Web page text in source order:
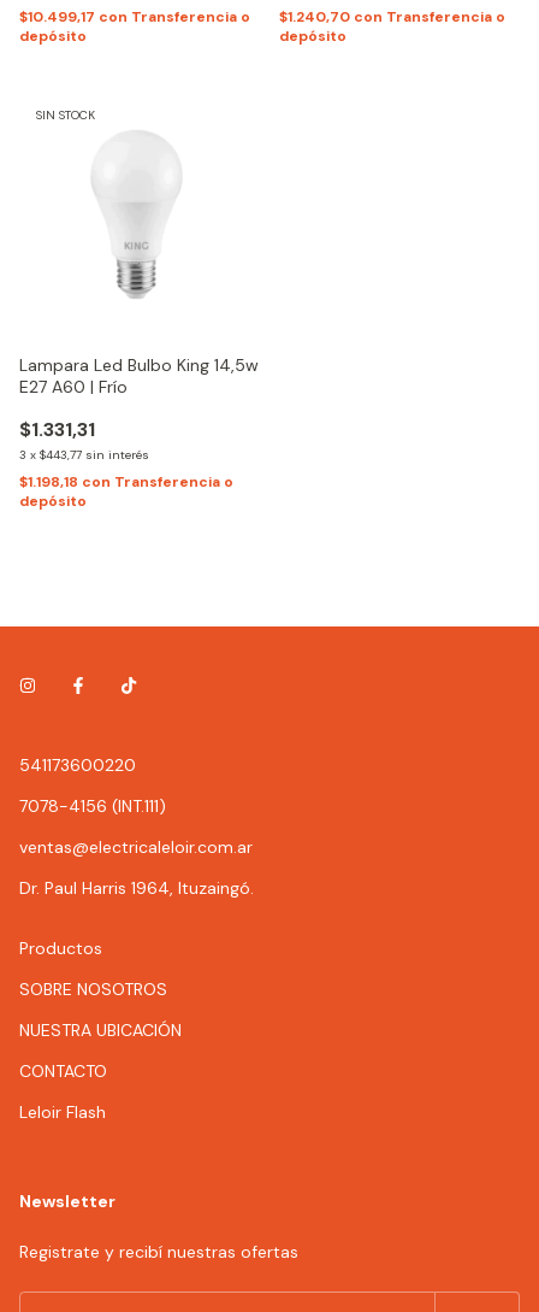
$10.499,17 con Transferencia o
depósito
$1.240,70 con Transferencia o
depósito
SIN STOCK
Lampara Led Bulbo King 14,5w
E27 A60 | Frío
$1.331,31
3 x $443,77 sin interés
$1.198,18 con Transferencia o
depósito
541173600220
7078-4156 (INT.111)
ventas@electricaleloir.com.ar
Dr. Paul Harris 1964, Ituzaingó.
Productos
SOBRE NOSOTROS
NUESTRA UBICACIÓN
CONTACTO
Leloir Flash
Newsletter
Registrate y recibí nuestras ofertas